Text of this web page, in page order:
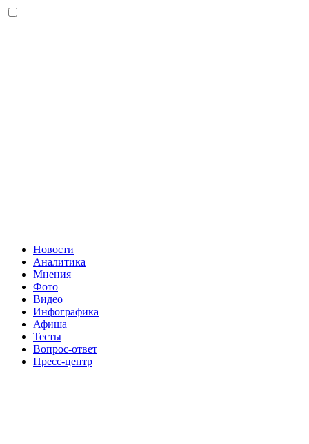
Новости
Аналитика
Мнения
Фото
Видео
Инфографика
Афиша
Тесты
Вопрос-ответ
Пресс-центр